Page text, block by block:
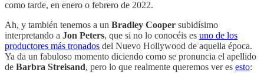
como tarde, en enero o febrero de 2022.
Ah, y también tenemos a un Bradley Cooper subidísimo
interpretando a Jon Peters, que si no lo conocéis es uno de los
productores más tronados del Nuevo Hollywood de aquella época.
Ya da un fabuloso momento diciendo como se pronuncia el apellido
de Barbra Streisand, pero lo que realmente queremos ver es esto: